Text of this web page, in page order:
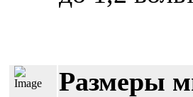
Размеры